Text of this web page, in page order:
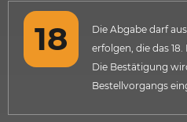
Die Abgabe darf
erfolgen, die das
Die Bestätigung
Bestellvorgangs